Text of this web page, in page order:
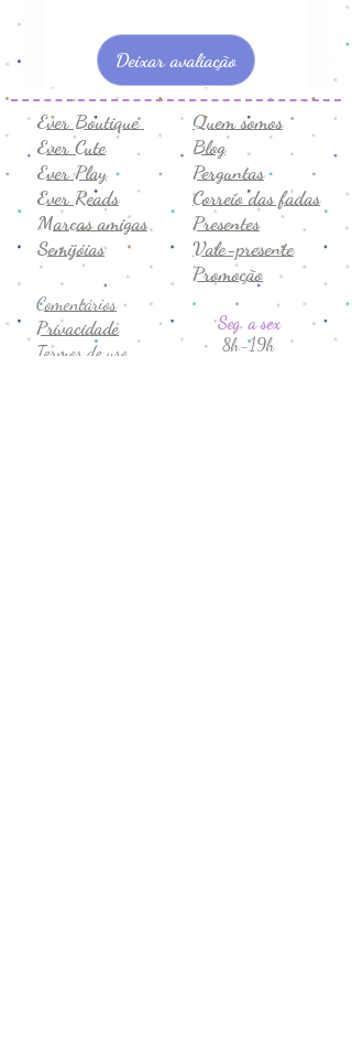
Deixar avaliação
Ever Boutique
Ever Cute
Ever Play
Ever Reads
Marcas amigas
Semijóias
Quem somos
Blog
Perguntas
Correio das fadas
Presentes
Vale-presente
Promoção
Comentários
Privacidade
Termos de uso
Seg. a sex
8h-19h